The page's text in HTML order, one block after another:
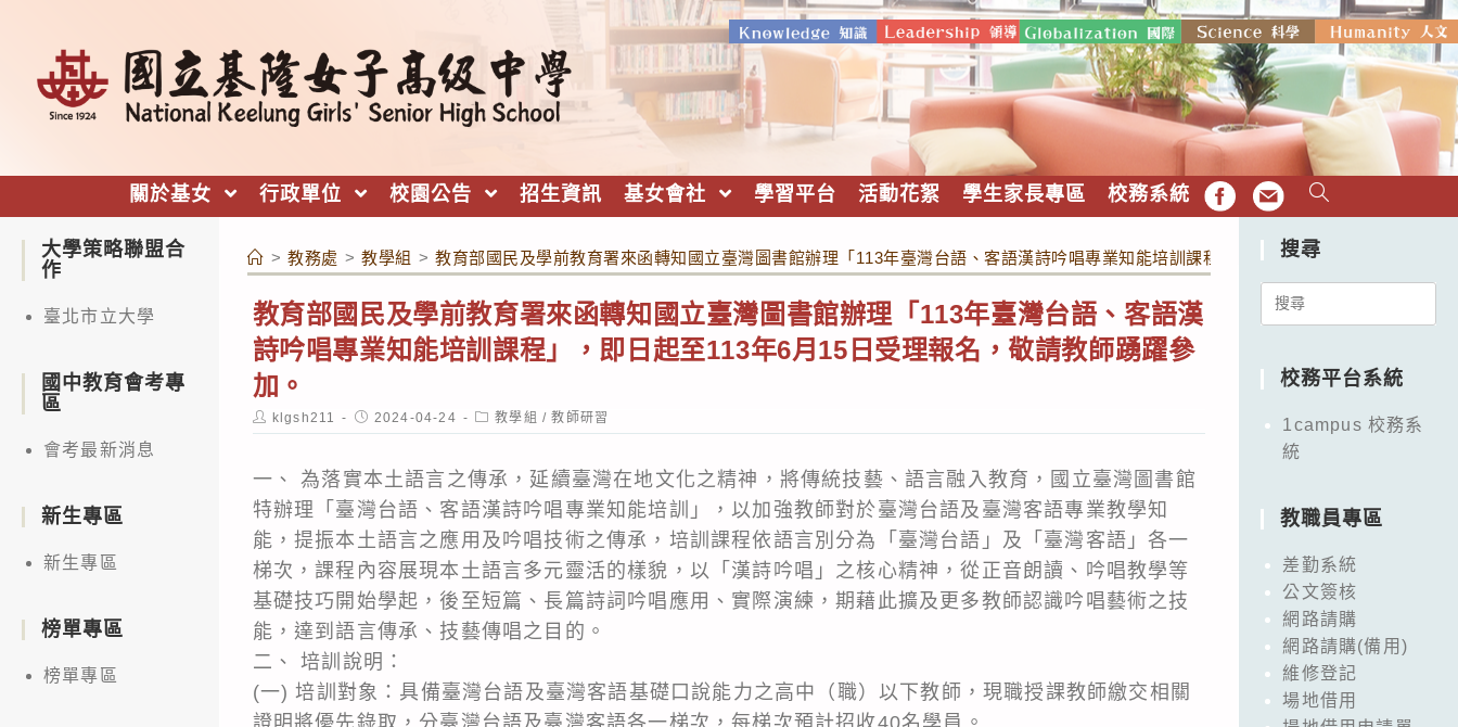
關於基女 行政單位 校園公告 招生資訊 基女會社 學習平台 活動花絮 學生家長專區 校務系統 FB EMAIL
> 教務處 > 教學組 > 教育部國民及學前教育署來函轉知國立臺灣圖書館辦理「113年臺灣台語、客語漢詩吟唱專業知能培訓課程」，即日起至113年6月15日受
教育部國民及學前教育署來函轉知國立臺灣圖書館辦理「113年臺灣台語、客語漢
詩吟唱專業知能培訓課程」，即日起至113年6月15日受理報名，敬請教師踴躍參
加。
Post
author:
klgsh211
Post
published:
2024-04-24
Post
category:
教學組 / 教師研習
一、 為落實本土語言之傳承，延續臺灣在地文化之精神，將傳統技藝、語言融入教育，國立臺灣圖書館
特辦理「臺灣台語、客語漢詩吟唱專業知能培訓」，以加強教師對於臺灣台語及臺灣客語專業教學知
能，提振本土語言之應用及吟唱技術之傳承，培訓課程依語言別分為「臺灣台語」及「臺灣客語」各一
梯次，課程內容展現本土語言多元靈活的樣貌，以「漢詩吟唱」之核心精神，從正音朗讀、吟唱教學等
基礎技巧開始學起，後至短篇、長篇詩詞吟唱應用、實際演練，期藉此擴及更多教師認識吟唱藝術之技
能，達到語言傳承、技藝傳唱之目的。
二、 培訓說明：
(一) 培訓對象：具備臺灣台語及臺灣客語基礎口說能力之高中（職）以下教師，現職授課教師繳交相關
證明將優先錄取，分臺灣台語及臺灣客語各一梯次，每梯次預計招收40名學員。
大學策略聯盟合
作
臺北市立大學
國中教育會考專
區
會考最新消息
新生專區
新生專區
榜單專區
榜單專區
搜尋
Search
校務平台系統
1campus 校務系
統
教職員專區
差勤系統
公文簽核
網路請購
網路請購(備用)
維修登記
場地借用